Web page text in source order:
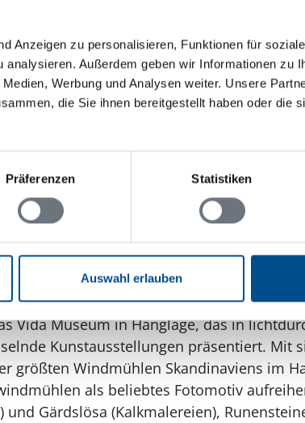
Anzeigen zu personalisieren, Funktionen für
analysieren. Außerdem geben wir Informationen zu
Werbung und Analysen weiter. Unsere
die Sie ihnen bereitgestellt haben oder die
Präferenzen Statistiken
Auswahl erlauben
auf Öland
Schlossruine Borgholm, die vom
vereint kulturelle Ausflugsziele mit
also eine vielfältige
Solliden
Königin Victoria I. nach italienischem
als Kleinkind zum Erbe. In den 1980er
Familie: Kronprinzessin Victoria
Anfang Mai bis Ende September
Vida Museum in Hanglage, das in
Kunstausstellungen präsentiert. Mit
größten Windmühlen Skandinaviens im
als beliebtes Fotomotiv
und Gärdslösa (Kalkmalereien),